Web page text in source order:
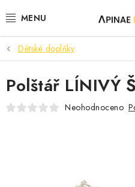
na
PRODUKTY
AKCE
KANCELÁŘSKÝ NÁBYTEK
Dětské doplňky
Polštář LÍNIVÝ
Neohodnoceno